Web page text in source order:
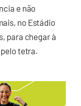
e não
no Estádio
para chegar à
pelo tetra.